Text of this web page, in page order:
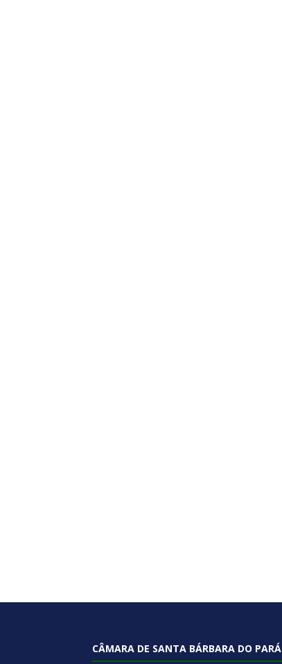
CÂMARA DE SANTA BÁRBARA DO PARÁ